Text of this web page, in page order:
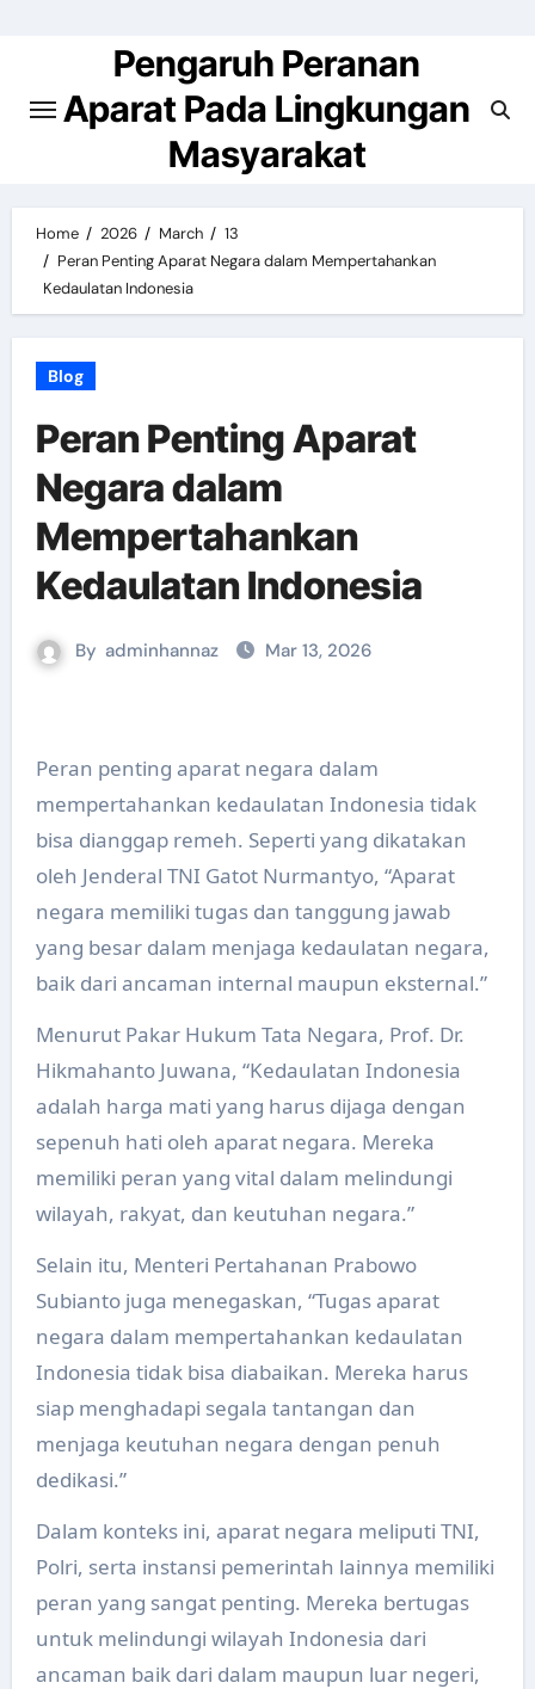
Pengaruh Peranan
Aparat Pada Lingkungan
Masyarakat
Home 2026 March
13
Peran Penting Aparat Negara dalam Mempertahankan
Kedaulatan Indonesia
Blog
Peran Penting Aparat
Negara dalam
Mempertahankan
Kedaulatan Indonesia
By adminhannaz Mar 13, 2026
Peran penting aparat negara dalam
mempertahankan kedaulatan Indonesia tidak
bisa dianggap remeh. Seperti yang dikatakan
oleh Jenderal TNI Gatot Nurmantyo, “Aparat
negara memiliki tugas dan tanggung jawab
yang besar dalam menjaga kedaulatan negara,
baik dari ancaman internal maupun eksternal.”
Menurut Pakar Hukum Tata Negara, Prof. Dr.
Hikmahanto Juwana, “Kedaulatan Indonesia
adalah harga mati yang harus dijaga dengan
sepenuh hati oleh aparat negara. Mereka
memiliki peran yang vital dalam melindungi
wilayah, rakyat, dan keutuhan negara.”
Selain itu, Menteri Pertahanan Prabowo
Subianto juga menegaskan, “Tugas aparat
negara dalam mempertahankan kedaulatan
Indonesia tidak bisa diabaikan. Mereka harus
siap menghadapi segala tantangan dan
menjaga keutuhan negara dengan penuh
dedikasi.”
Dalam konteks ini, aparat negara meliputi TNI,
Polri, serta instansi pemerintah lainnya memiliki
peran yang sangat penting. Mereka bertugas
untuk melindungi wilayah Indonesia dari
ancaman baik dari dalam maupun luar negeri,